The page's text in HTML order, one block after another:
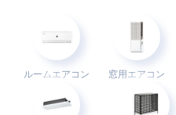
ルームエアコン 窓用 エアコン